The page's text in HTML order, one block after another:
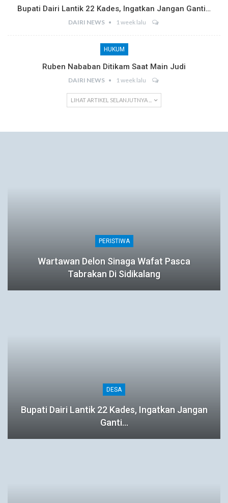
Bupati Dairi Lantik 22 Kades, Ingatkan Jangan Ganti…
DAIRI NEWS 1 week lalu
HUKUM
Ruben Nababan Ditikam Saat Main Judi
DAIRI NEWS 1 week lalu
LIHAT ARTIKEL SELANJUTNYA ...
PERISTIWA
Wartawan Delon Sinaga Wafat Pasca
Tabrakan Di Sidikalang
DESA
Bupati Dairi Lantik 22 Kades, Ingatkan Jangan
Ganti…